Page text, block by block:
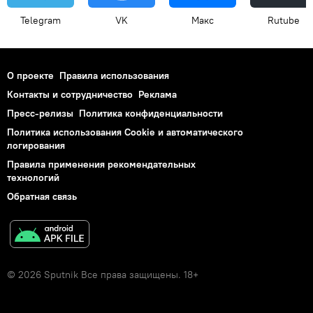
Telegram VK Макс Rutube
О проекте Правила использования
Контакты и сотрудничество Реклама
Пресс-релизы Политика конфиденциальности
Политика использования Cookie и автоматического
логирования
Правила применения рекомендательных
технологий
Обратная связь
© 2026 Sputnik Все права защищены. 18+